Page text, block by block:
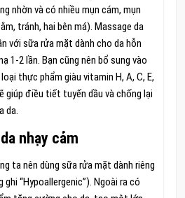
nhờn và có nhiều mụn cám, mụn
tránh, hai bên má). Massage da
với sữa rửa mặt dành cho da hỗn
1-2 lần. Bạn cũng nên bổ sung vào
thực phẩm giàu vitamin H, A, C, E,
giúp điều tiết tuyến dầu và chống lại
da.
nhạy cảm
ta nên dùng sữa rửa mặt dành riêng
“Hypoallergenic”). Ngoài ra có